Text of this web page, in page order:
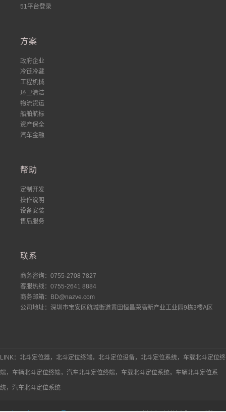
51平台登录
方案
政府企业
冷链冷藏
工程机械
环卫清洁
物流货运
船舶航标
资产保全
汽车金融
帮助
定制开发
操作说明
设备安装
售后服务
联系
商务咨询：0755-2708 7827
客服热线：0755-2641 8884
商务邮箱：BD@nazve.com
公司地址：深圳市宝安区航城街道黄田恒昌荣高新产业工业园9栋3楼A区
LINK：北斗定位器，北斗定位终端，北斗定位设备，北斗定位系统，车载北斗定位终
端，车辆北斗定位终端，汽车北斗定位终端，车载北斗定位系统，车辆北斗定位系
统，汽车北斗定位系统